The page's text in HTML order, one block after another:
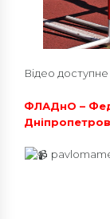
Відео
ФЛАДнО –